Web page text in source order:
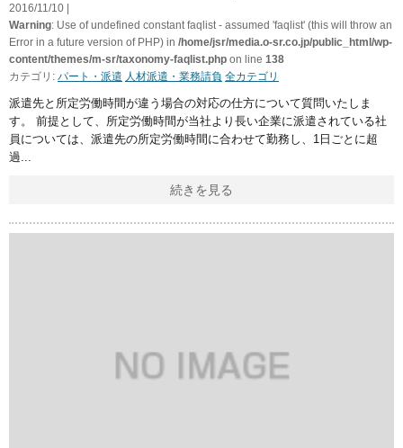
2016/11/10 |
Warning: Use of undefined constant faqlist - assumed 'faqlist' (this will throw an
Error in a future version of PHP) in /home/jsr/media.o-sr.co.jp/public_html/wp-
content/themes/m-sr/taxonomy-faqlist.php on line 138
カテゴリ: パート・派遣 人材派遣・業務請負 全カテゴリ
派遣先と所定労働時間が違う場合の対応の仕方について質問いたしま
す。 前提として、所定労働時間が当社より長い企業に派遣されている社
員については、派遣先の所定労働時間に合わせて勤務し、1日ごとに超
過
続きを見る